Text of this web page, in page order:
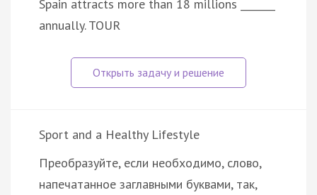
Spain attracts more than 18 millions _______
annually. TOUR
Sport and a Healthy Lifestyle
Преобразуйте, если необходимо, слово,
напечатанное заглавными буквами, так,